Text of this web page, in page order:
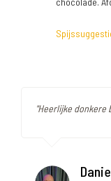
"Heerlijke donkere